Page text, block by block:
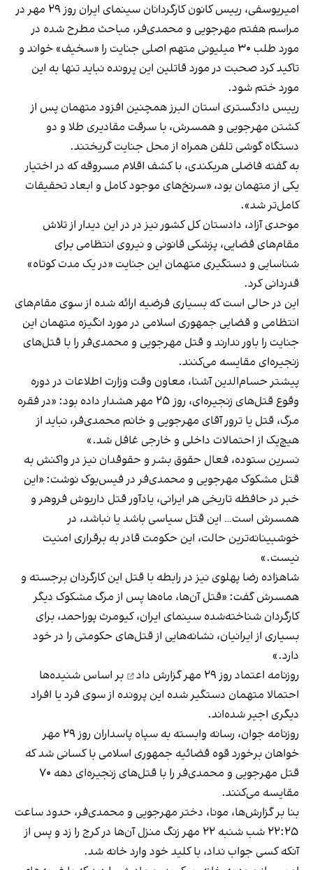
امیریوسفی، رییس کانون کارگردانان سینمای ایران روز ۲۹ مهر در
مراسم هفتم مهرجویی و محمدی‌فر، مباحث مطرح شده در
مورد طلب ۳۰ میلیونی متهم اصلی جنایت را «سخیف» خواند و
تاکید کرد صحبت در مورد قاتلین این پرونده نباید تنها به این
مورد ختم شود.
رییس دادگستری استان البرز همچنین افزود متهمان پس از
کشتن مهرجویی و همسرش، با سرقت مقادیری طلا و دو
دستگاه گوشی تلفن همراه از محل جنایت گریختند.
به گفته فاضلی هریکندی، با کشف اقلام مسروقه که در اختیار
یکی از متهمان بود، «سرنخ‌های موجود کامل و ابعاد تحقیقات
کامل‌تر شد».
موحدی آزاد، دادستان کل کشور نیز در در این دیدار از تلاش
مقام‌های قضایی، پزشکی قانونی و نیروی انتظامی برای
شناسایی و دستگیری متهمان این جنایت «در یک مدت کوتاه»
قدردانی کرد.
این در حالی است که بسیاری فرضیه ارائه شده از سوی مقام‌های
انتظامی و قضایی جمهوری اسلامی در مورد انگیزه متهمان این
جنایت را باور ندارند و قتل مهرجویی و محمدی‌فر را با قتل‌های
زنجیره‌ای مقایسه می‌کنند.
پیشتر حسام‌الدین آشنا، معاون وقت وزارت اطلاعات در دوره
وقوع قتل‌های زنجیره‌ای، روز ۲۵ مهر هشدار داده بود: «در فقره
مرگ، قتل یا ترور آقای مهرجویی و خانم محمدی‌فر، نباید از
هیچ‌یک از احتمالات داخلی و خارجی غافل شد.»
نسرین ستوده، فعال حقوق بشر و حقوقدان نیز در واکنش به
قتل مشکوک مهرجویی و محمدی‌فر در فیس‌بوک نوشت: «این
خبر در حافظه تاریخی هر ایرانی، یادآور قتل داریوش فروهر و
همسرش است… این قتل سیاسی باشد یا نباشد، در
خوشبینانه‌ترین حالت، این حکومت قادر به برقراری امنیت
نیست.»
شاهزاده رضا پهلوی نیز در رابطه با قتل این کارگردان برجسته و
همسرش گفت: «قتل آن‌ها، ماه‌ها پس از مرگ مشکوک دیگر
کارگردان شناخته‌شده سینمای ایران، کیومرث پوراحمد، برای
بسیاری از ایرانیان، نشانه‌هایی از قتل‌های حکومتی را در خود
دارد.»
روزنامه اعتماد روز ۲۹ مهر
گزارش داد
بر اساس شنیده‌ها
احتمالا متهمان دستگیر شده این پرونده از سوی فرد یا افراد
دیگری اجیر شده‌اند.
روزنامه جوان، رسانه وابسته به سپاه پاسداران روز ۲۹ مهر
خواهان برخورد قوه قضائیه جمهوری اسلامی با کسانی شد که
قتل مهرجویی و محمدی‌فر را با قتل‌های زنجیره‌ای دهه ۷۰
مقایسه می‌کنند.
بنا بر گزارش‌ها، مونا، دختر مهرجویی و محمدی‌فر، حدود ساعت
۲۲:۲۵ شب شنبه ۲۲ مهر زنگ منزل آن‌ها در کرج را زد و پس از
آنکه کسی جواب نداد، با کلید خود وارد خانه شد.